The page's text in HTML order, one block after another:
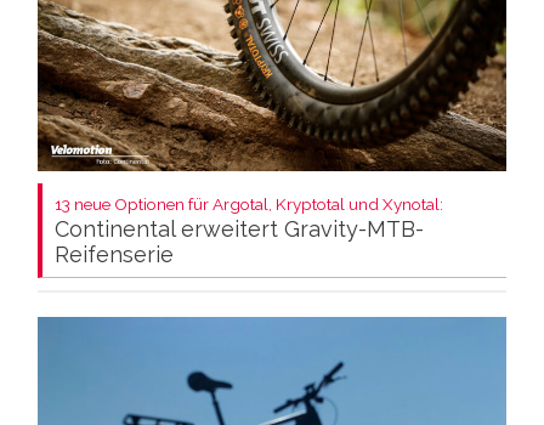
13 neue Optionen für Argotal, Kryptotal und Xynotal:
Continental erweitert Gravity-MTB-
Reifenserie